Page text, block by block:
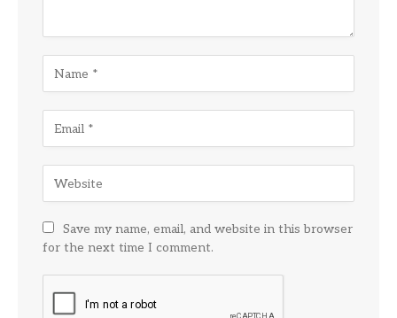
Save my name, email, and website in this browser
for the next time I comment.